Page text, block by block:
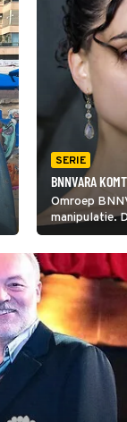
SERIE
BNNVARA
Omroep
manipulatie.